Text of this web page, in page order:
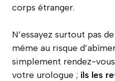
corps étranger.
N’essayez surtout pas
même au risque
simplement rendez-
votre urologue ; ils les